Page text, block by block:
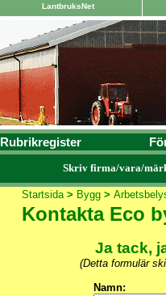
LantbruksNet
Rubrikregister
Skriv firma/vara/
Startsida> Bygg>
Kontakta Eco
Ja tack,
(Detta formulär
Namn: